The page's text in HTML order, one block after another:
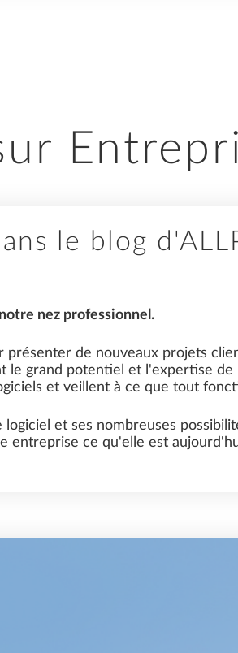
INFRASTRUCTURE
le blog
nez professionnel.
de nouveaux projets
grand potentiel et l'expertise de
et veillent à ce que tout
et ses nombreuses
entreprise ce qu'elle est